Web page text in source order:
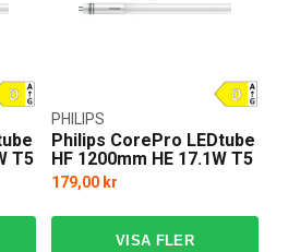
T5
Philips CorePro LEDtube
HF 1200mm HE 17.1W T5
PHILIPS
179,00 kr